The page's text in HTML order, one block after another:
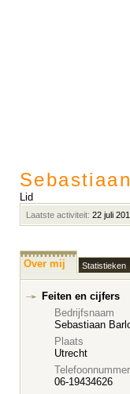
Lid
Laatste activiteit: 22 juli
Over mij Statistieken
Feiten en cijfers
Bedrijfsnaam
Sebastiaan
Plaats
Utrecht
Telefoonnummer
06-19434626